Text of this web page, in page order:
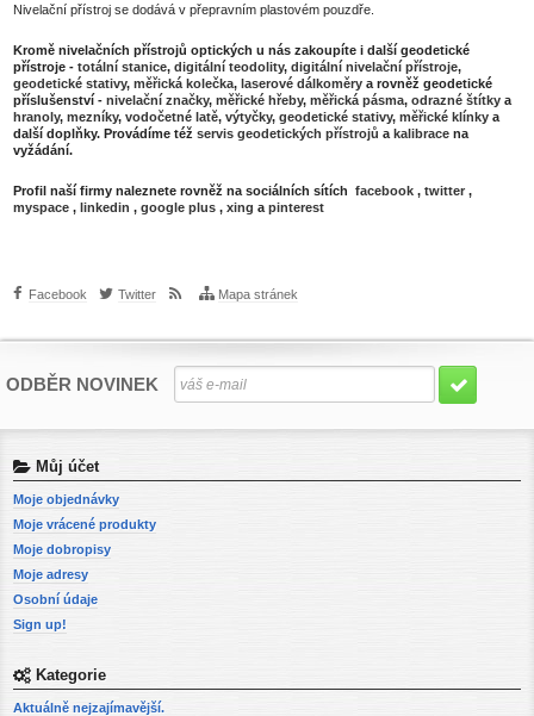
Nivelační přístroj se dodává v přepravním plastovém pouzdře.
Kromě nivelačních přístrojů optických u nás zakoupíte i další geodetické
přístroje - totální stanice, digitální teodolity, digitální nivelační přístroje,
geodetické stativy, měřická kolečka, laserové dálkoměrya rovněž geodetické
příslušenství - nivelační značky, měřické hřeby, měřická pásma, odrazné štítkya
hranoly, mezníky, vodočetné latě, výtyčky, geodetické stativy, měřické klínkya
další doplňky. Provádíme též servis geodetických přístrojů a kalibracena
vyžádání.
Profil naší firmy naleznete rovněž na sociálních sítích facebook, twitter,
myspace, linkedin , google plus , xing a pinterest
Facebook Twitter Mapa stránek
ODBĚR NOVINEK
Můj účet
Moje objednávky
Moje vrácené produkty
Moje dobropisy
Moje adresy
Osobní údaje
Sign up!
Kategorie
Aktuálně nejzajímavější.